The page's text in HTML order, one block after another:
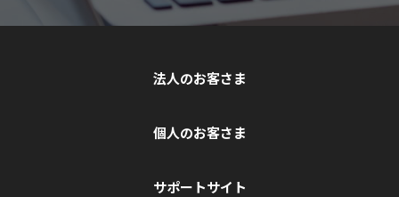
法人のお客さま
個人のお客さま
サポートサイト